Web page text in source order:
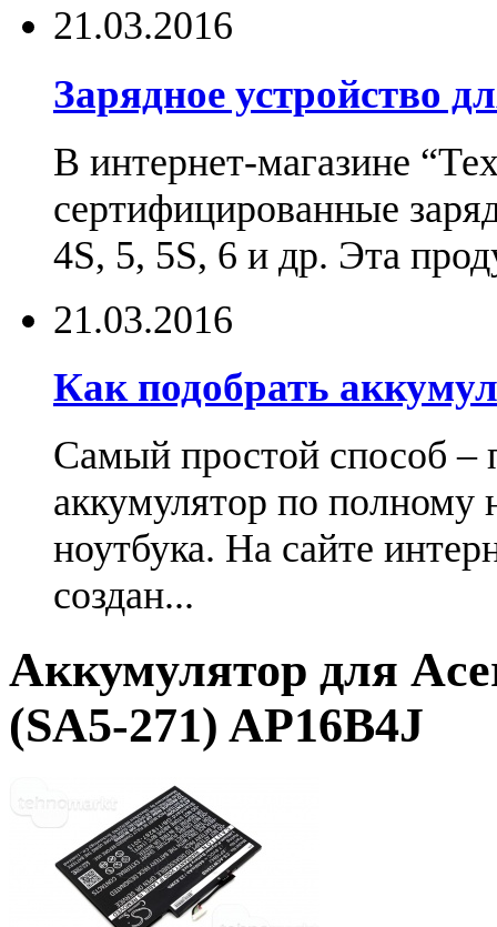
21.03.2016
Зарядное устройство
В интернет-магазине
сертифицированные
4S, 5, 5S, 6 и др. Эта
21.03.2016
Как подобрать
Самый простой способ –
аккумулятор по
ноутбука. На сайте
создан...
Аккумулятор для
(SA5-271) AP16B4J